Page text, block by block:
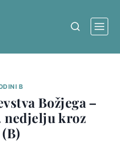
B
Božjega –
nedjelju kroz